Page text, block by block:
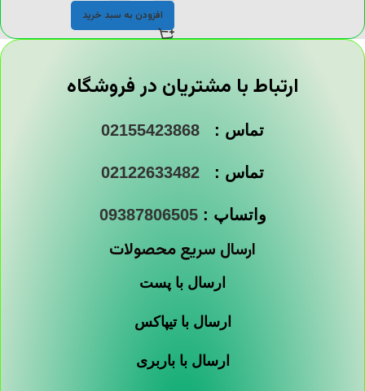
افزودن به سبد خرید
ارتباط با مشتریان در فروشگاه
تماس : 02155423868
تماس : 02122633482
واتساپ :09387806505
ارسال سریع محصولات
ارسال با پست
ارسال با تیپاکس
ارسال با باربری